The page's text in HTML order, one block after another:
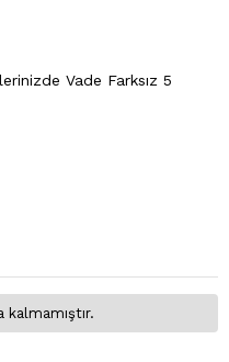
Vade Farksız 5
kalmamıştır.